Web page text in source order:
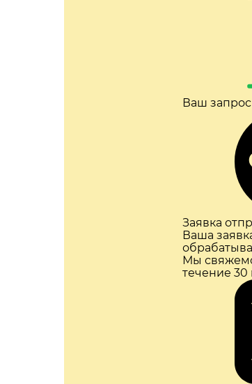
Ваш запрос
Заявка
Ваша
Мы
течение 30